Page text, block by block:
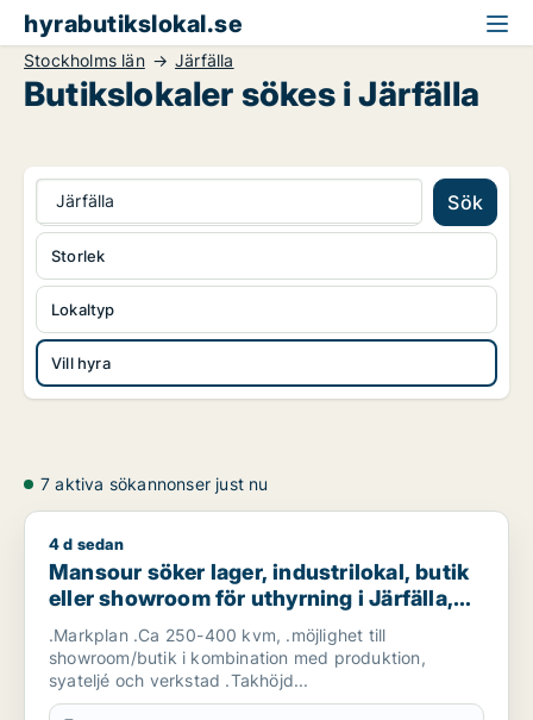
hyrabutikslokal.se
Stockholms län Järfälla
Butikslokaler sökes i Järfälla
Järfälla Sök
Lokaltyp
Vill hyra
Storlek
7 aktiva sökannonser just nu
Mansour söker lager, industrilokal, butik eller showroom för
4 d sedan
Mansour söker lager, industrilokal, butik
eller showroom för uthyrning i Järfälla,
Danderyd eller Sollentuna m.fl.
.Markplan .Ca 250-400 kvm, .möjlighet till
showroom/butik i kombination med produktion,
syateljé och verkstad .Takhöjd...